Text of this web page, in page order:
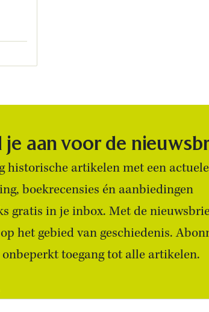
je aan voor de
historische artikelen met een actuele
boekrecensies én aanbiedingen
gratis in je inbox. Met de
het gebied van geschiedenis.
toegang tot alle artikelen.